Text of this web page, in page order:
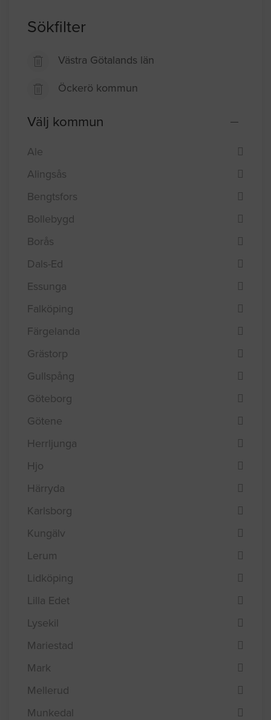
Sökfilter
Västra Götalands län
Öckerö kommun
Välj kommun
Ale
Alingsås
Bengtsfors
Bollebygd
Borås
Dals-Ed
Essunga
Falköping
Färgelanda
Grästorp
Gullspång
Göteborg
Götene
Herrljunga
Hjo
Härryda
Karlsborg
Kungälv
Lerum
Lidköping
Lilla Edet
Lysekil
Mariestad
Mark
Mellerud
Munkedal